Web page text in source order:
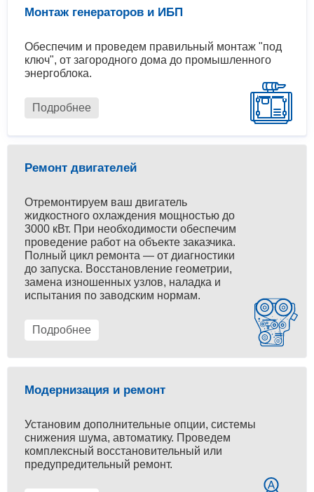
Монтаж генераторов и ИБП
Обеспечим и проведем правильный монтаж "под
ключ", от загородного дома до промышленного
энергоблока.
Подробнее
Ремонт двигателей
Отремонтируем ваш двигатель
жидкостного охлаждения мощностью до
3000 кВт. При необходимости обеспечим
проведение работ на объекте заказчика.
Полный цикл ремонта — от диагностики
до запуска. Восстановление геометрии,
замена изношенных узлов, наладка и
испытания по заводским нормам.
Подробнее
Модернизация и ремонт
Установим дополнительные опции, системы
снижения шума, автоматику. Проведем
комплексный восстановительный или
предупредительный ремонт.